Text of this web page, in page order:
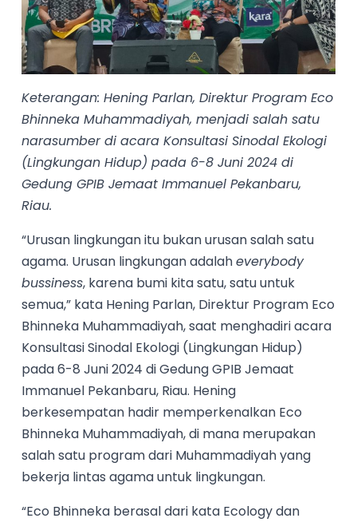
Keterangan: Hening Parlan, Direktur Program Eco
Bhinneka Muhammadiyah, menjadi salah satu
narasumber di acara Konsultasi Sinodal Ekologi
(Lingkungan Hidup) pada 6-8 Juni 2024 di
Gedung GPIB Jemaat Immanuel Pekanbaru,
Riau.
“Urusan lingkungan itu bukan urusan salah satu
agama. Urusan lingkungan adalaheverybody
bussiness, karena bumi kita satu, satu untuk
semua,” kata Hening Parlan, Direktur Program Eco
Bhinneka Muhammadiyah, saat menghadiri acara
Konsultasi Sinodal Ekologi (Lingkungan Hidup)
pada 6-8 Juni 2024 di Gedung GPIB Jemaat
Immanuel Pekanbaru, Riau. Hening
berkesempatan hadir memperkenalkan Eco
Bhinneka Muhammadiyah, di mana merupakan
salah satu program dari Muhammadiyah yang
bekerja lintas agama untuk lingkungan.
“Eco Bhinneka berasal dari kata Ecology dan